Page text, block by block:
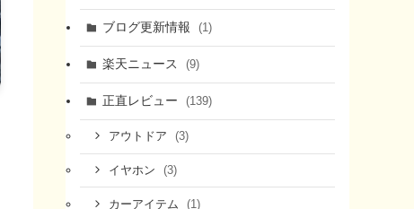
ブログ更新情報 (1)
楽天ニュース (9)
正直レビュー (139)
アウトドア (3)
イヤホン (3)
カーアイテム (1)